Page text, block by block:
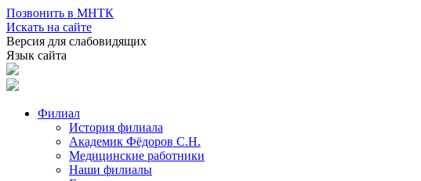
Позвонить в МНТК
Искать на сайте
Версия для слабовидящих
Язык сайта
Филиал
История филиала
Академик Фёдоров С.Н.
Медицинские работники
Наши филиалы